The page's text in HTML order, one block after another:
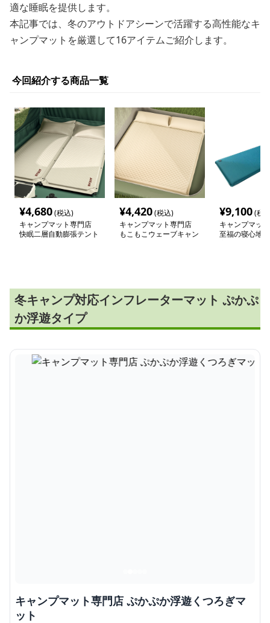
適な睡眠を提供します。
本記事では、冬のアウトドアシーンで活躍する高性能なキ
ャンプマットを厳選して16アイテムご紹介します。
今回紹介する商品一覧
¥4,680(税込)
キャンプマット専門店
快眠二層自動膨張テント
¥4,420(税込)
キャンプマット専門店
もこもこウェーブキャン
¥9,100(税
キャンプマッ
至福の寝心地
冬キャンプ対応インフレーターマット ぷかぷ
か浮遊タイプ
キャンプマット専門店 ぷかぷか浮遊くつろぎマ
ット